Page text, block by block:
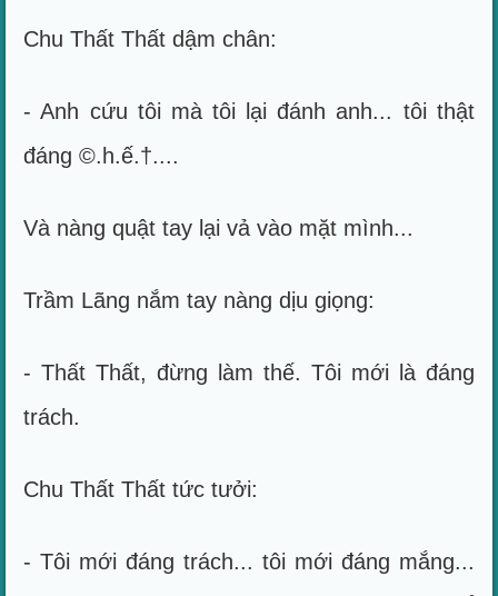
Chu Thất Thất dậm chân:
- Anh cứu tôi mà tôi lại đánh anh... tôi thật
đáng ©.h.ế.†....
Và nàng quật tay lại vả vào mặt mình...
Trầm Lãng nắm tay nàng dịu giọng:
- Thất Thất, đừng làm thế. Tôi mới là đáng
trách.
Chu Thất Thất tức tưởi:
- Tôi mới đáng trách... tôi mới đáng mắng...